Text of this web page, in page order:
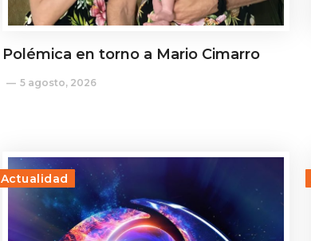
Polémica en torno a Mario Cimarro
5 agosto, 2026
Actualidad